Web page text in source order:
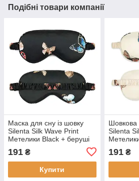
Подібні товари компанії
Маска для сну із шовку
Silenta Silk Wave Print
Метелики Black + беруші
191 ₴
Купити
Шовкова
Silenta
191₴